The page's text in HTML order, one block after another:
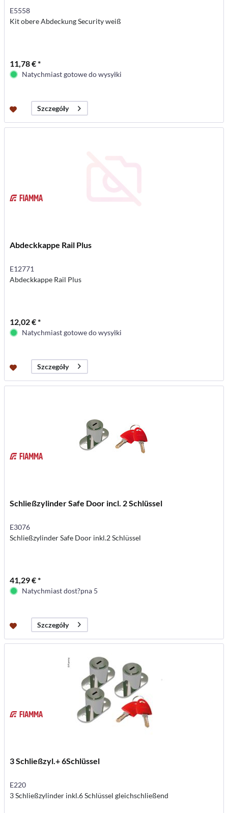
E5558
Kit obere Abdeckung Security weiß
11,78 € *
Natychmiast gotowe do wysyłki
Szczegóły
Abdeckkappe Rail Plus
E12771
Abdeckkappe Rail Plus
12,02 € *
Natychmiast gotowe do wysyłki
Szczegóły
Schließzylinder Safe Door incl. 2 Schlüssel
E3076
Schließzylinder Safe Door inkl.2 Schlüssel
41,29 € *
Natychmiast dost?pna 5
Szczegóły
3 Schließzyl.+ 6Schlüssel
E220
3 Schließzylinder inkl.6 Schlüssel gleichschließend